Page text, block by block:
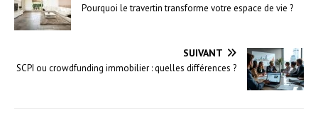
Pourquoi le travertin transforme votre espace de vie ?
SUIVANT
SCPI ou crowdfunding immobilier : quelles différences ?